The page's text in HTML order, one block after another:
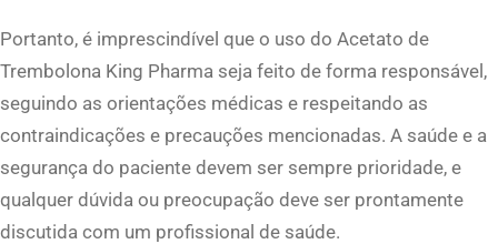
Portanto, é imprescindível que o uso do Acetato de
Trembolona King Pharma seja feito de forma responsável,
seguindo as orientações médicas e respeitando as
contraindicações e precauções mencionadas. A saúde e a
segurança do paciente devem ser sempre prioridade, e
qualquer dúvida ou preocupação deve ser prontamente
discutida com um profissional de saúde.